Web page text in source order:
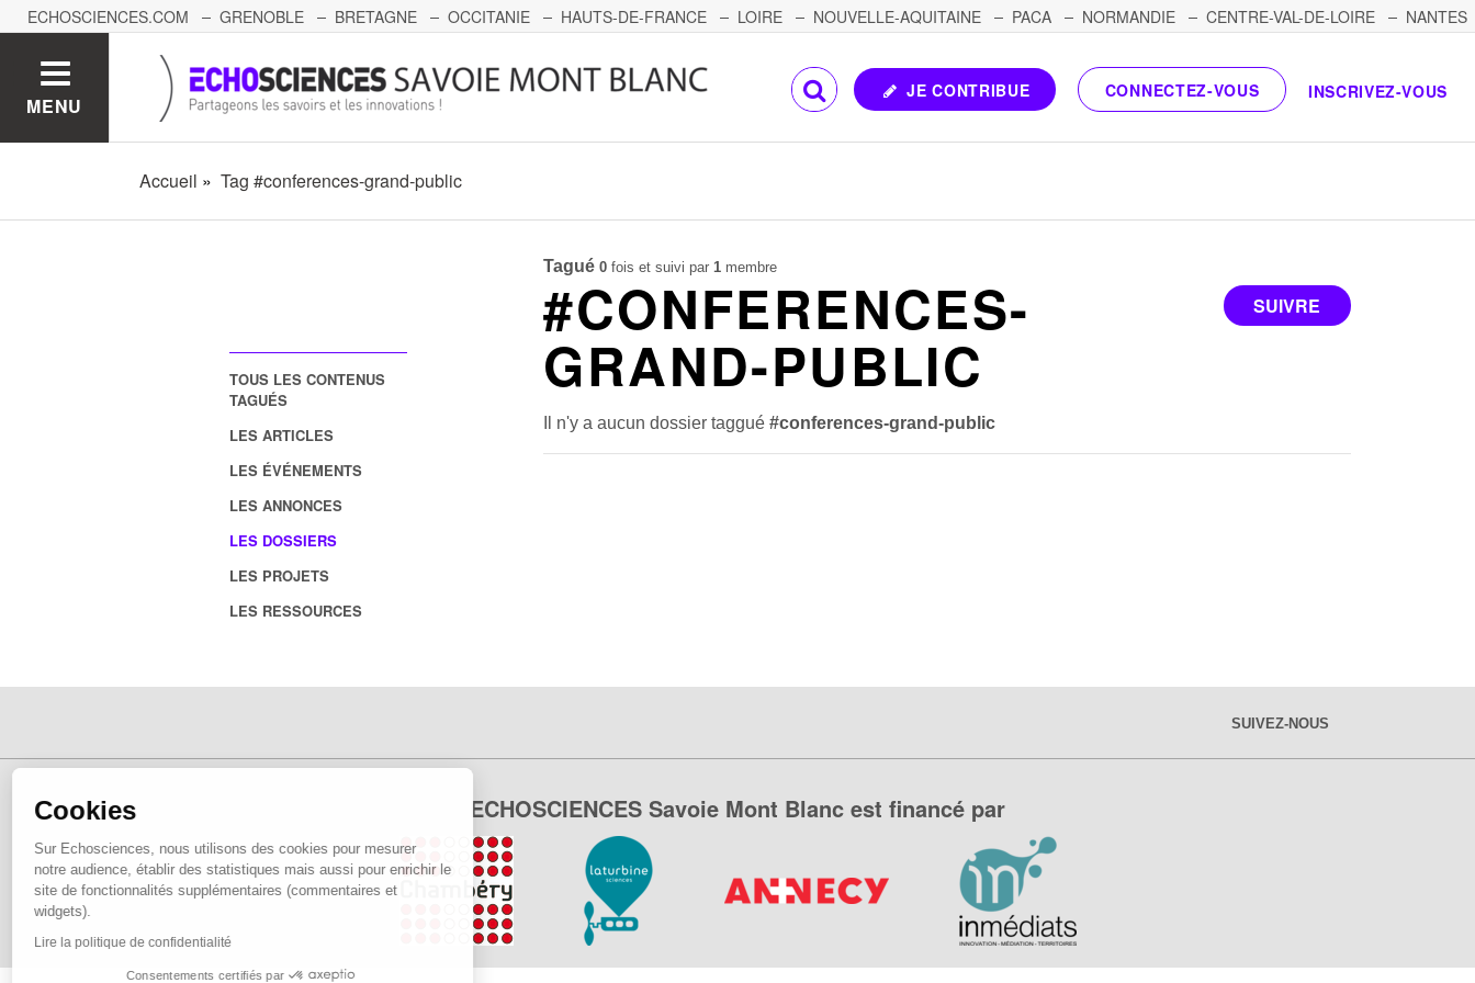
Cookies
Sur Echosciences, nous utilisons des cookies pour mesurer
notre audience, établir des statistiques mais aussi pour enrichir le
site de fonctionnalités supplémentaires (commentaires et
widgets).
Lire la politique de confidentialité
Consentements certifiés par
ECHOSCIENCES.COM GRENOBLE BRETAGNE OCCITANIE HAUTS-DE-FRANCE LOIRE NOUVELLE-AQUITAINE PACA NORMANDIE CENTRE-VAL-DE-LOIRE
NANTES
MENU
JE CONTRIBUE CONNECTEZ-VOUS INSCRIVEZ-VOUS
Accueil Tag #conferences-grand-public
TOUS LES CONTENUS
TAGUÉS
LES ARTICLES
LES ÉVÉNEMENTS
LES ANNONCES
LES DOSSIERS
LES PROJETS
LES RESSOURCES
Tagué 0 fois et suivi par1 membre
SUIVRE
#CONFERENCES-
GRAND-PUBLIC
Il n'y a aucun dossier taggué#conferences-grand-public
SUIVEZ-NOUS
ECHOSCIENCES Savoie Mont Blanc est financé par